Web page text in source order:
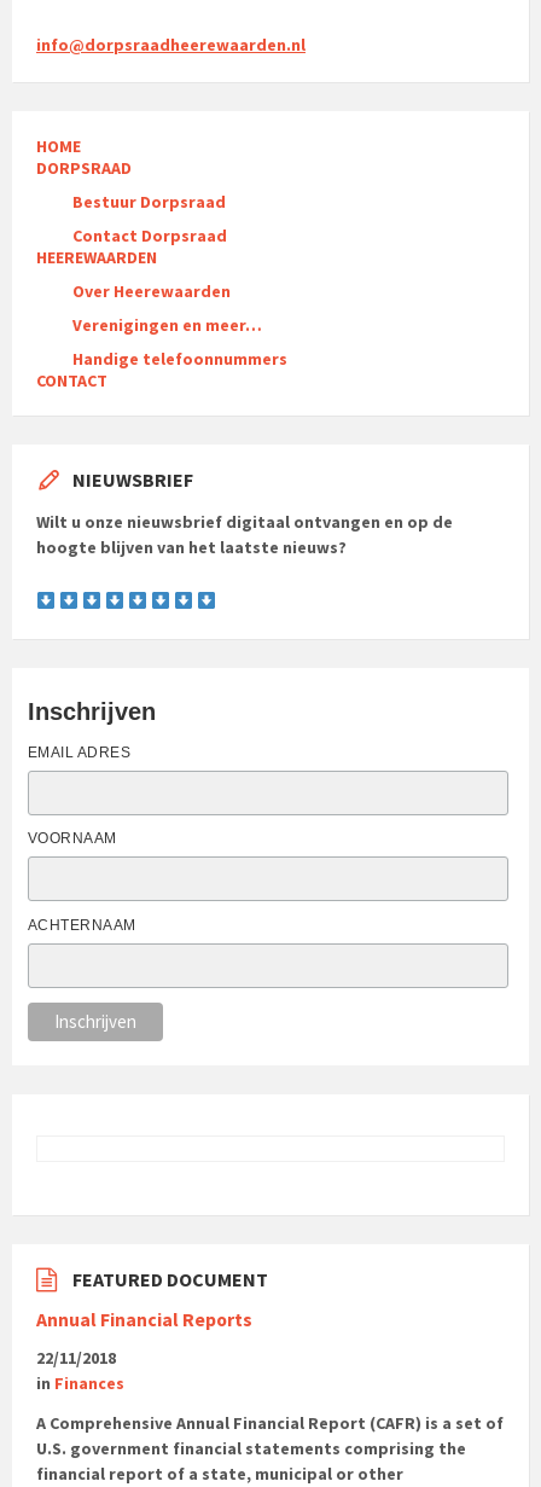
info@dorpsraadheerewaarden.nl
HOME
DORPSRAAD
Bestuur Dorpsraad
Contact Dorpsraad
HEEREWAARDEN
Over Heerewaarden
Verenigingen en meer…
Handige telefoonnummers
CONTACT
NIEUWSBRIEF
Wilt u onze nieuwsbrief digitaal ontvangen en op de
hoogte blijven van het laatste nieuws?
Inschrijven
EMAIL ADRES
VOORNAAM
ACHTERNAAM
FEATURED DOCUMENT
Annual Financial Reports
22/11/2018
in Finances
A Comprehensive Annual Financial Report (CAFR) is a set of
U.S. government financial statements comprising the
financial report of a state, municipal or other